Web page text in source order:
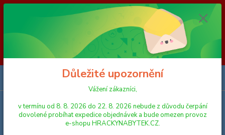
Vážení zákazníci, v termínu od 8. 8. 2026 do 23. 8. 2026 nebude z
důvodu čerpání dovolené probíhat expedice objednávek a bude omezen
provoz e-shopu HRACKYNABYTEK.CZ. Objednávky přijaté, nebo
uhrazené do čtvrtka 6. 8. 2026 budou expedovány v pátek 7. 8. 2026.
Objednávky přijaté, nebo uhrazené od pátku 7. 8. 2026 do neděle 23. 8.
2026 budou postupně expedovány od pondělí 24. 8. 2026. Děkujeme za
pochopení HRACKYNABYTEK.CZ
Menu
Důležité upozornění
Vážení zákazníci,
v termínu od 8. 8. 2026 do 22. 8. 2026 nebude z důvodu čerpání
dovolené probíhat expedice objednávek a bude omezen provoz
e-shopu HRACKYNABYTEK.CZ.